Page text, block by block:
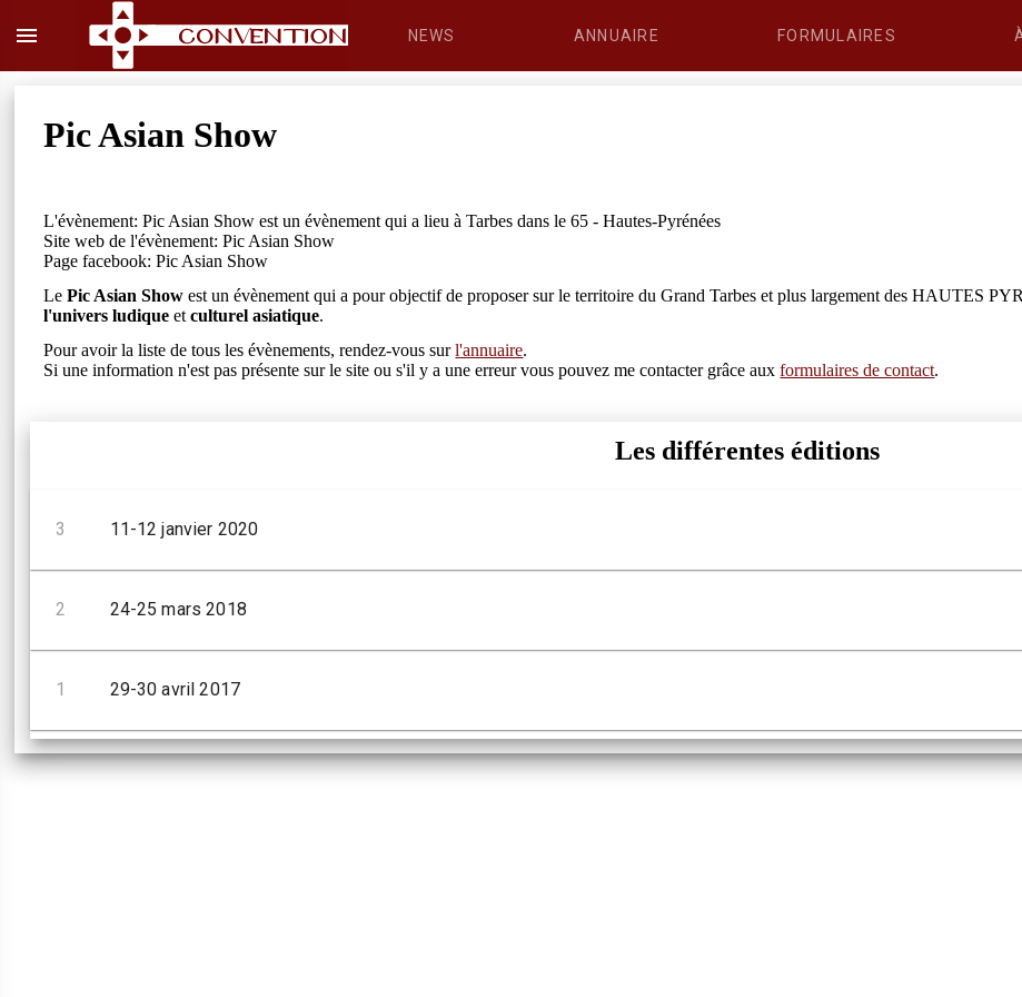
menu NEWS ANNUAIRE FORMULAIRES
Pic Asian Show
L'évènement: Pic Asian Show est un évènement qui a lieu à Tarbes dans le 65 - Hautes-Pyrénées
Site web de l'évènement: Pic Asian Show
Page facebook: Pic Asian Show
LePic Asian Show est un évènement qui a pour objectif de proposer sur le territoire du Grand Tarbes et plus largement des HAUTES
l'univers ludique etculturel asiatique.
Pour avoir la liste de tous les évènements, rendez-vous surl'annuaire.
Si une information n'est pas présente sur le site ou s'il y a une erreur vous pouvez me contacter grâce auxformulaires de contact.
Les différentes éditions
3 11-12 janvier 2020
2 24-25 mars 2018
1 29-30 avril 2017